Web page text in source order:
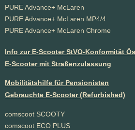
PURE Advance+ McLaren
PURE Advance+ McLaren MP4/4
PURE Advance+ McLaren Chrome
Info zur E-Scooter StVO-Konformität
E-Scooter mit Straßenzulassung
Mobilitätshilfe für Pensionisten
Gebrauchte E-Scooter (Refurbished)
comscoot SCOOTY
comscoot ECO PLUS